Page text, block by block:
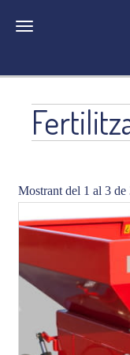
Toggle navigation
Mostrant del 1 al 3 de